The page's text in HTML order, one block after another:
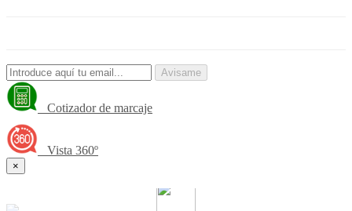
Avisame
Cotizador de marcaje
Vista 360º
×